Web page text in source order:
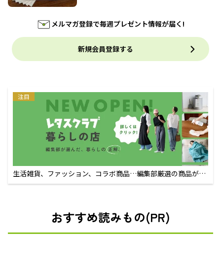
メルマガ登録で毎週プレゼント情報が届く!
新規会員登録する
注目
生活雑貨、ファッション、コラボ商品…編集部厳選の商品が買
えるECサイト
おすすめ読みもの(PR)